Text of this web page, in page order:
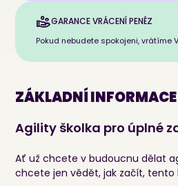
GARANCE VRÁCENÍ PENĚZ
Pokud nebudete spokojeni, vrátíme
ZÁKLADNÍ INFORMACE
Agility školka pro úplné
Ať už chcete v budoucnu dělat
chcete jen vědět, jak začít, tento